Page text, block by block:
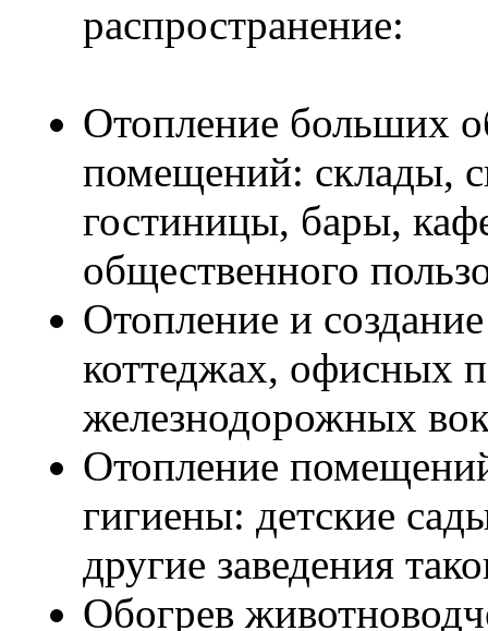
распространение:
Отопление больших
помещений: склады,
гостиницы, бары,
общественного
Отопление и
коттеджах, офисных
железнодорожных
Отопление
гигиены: детские
другие заведения
Обогрев